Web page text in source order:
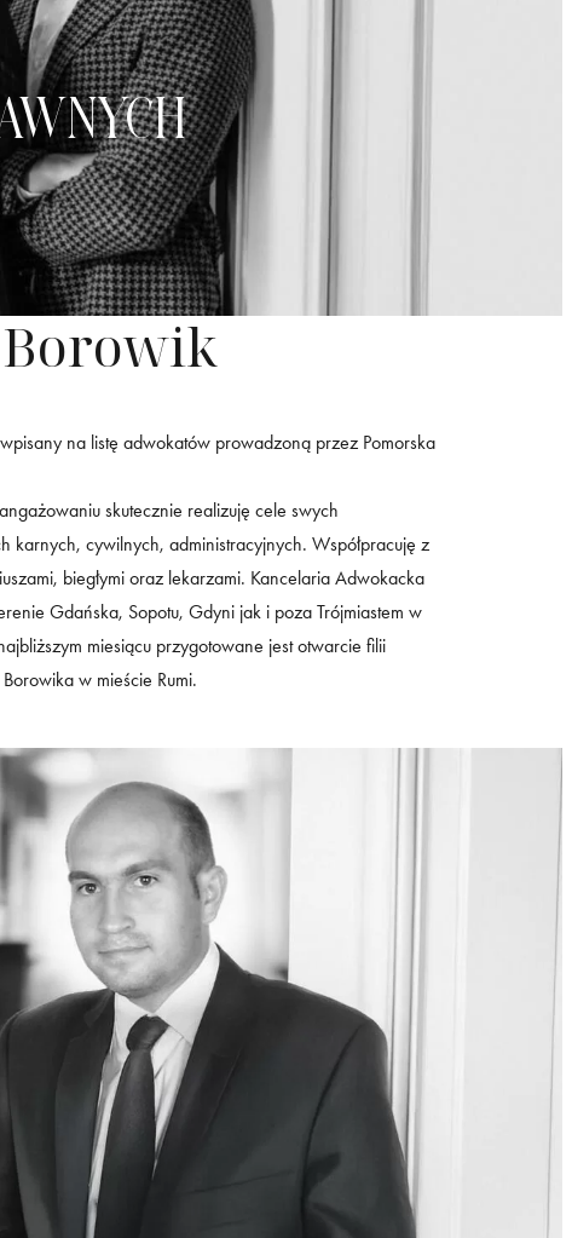
na listę adwokatów prowadzoną przez Pomorska
skutecznie realizuję cele swych
karnych, cywilnych, administracyjnych. Współpracuję z
biegłymi oraz lekarzami. Kancelaria Adwokacka
Gdańska, Sopotu, Gdyni jak i poza Trójmiastem w
miesiącu przygotowane jest otwarcie filii
w mieście Rumi.